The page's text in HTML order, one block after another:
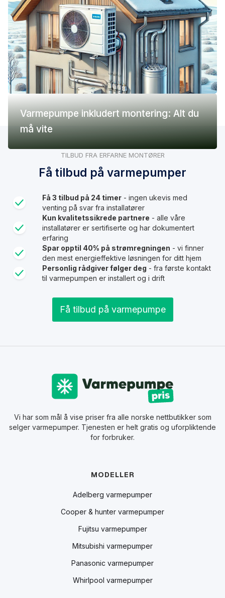
(pris, fordeler og ulemper)
Varmepumpe inkludert montering: Alt du
må vite
TILBUD FRA ERFARNE MONTØRER
Få tilbud på varmepumper
Få 3 tilbud på 24 timer - ingen ukevis med
venting på svar fra installatører
Kun kvalitetssikrede partnere - alle våre
installatører er sertifiserte og har dokumentert
erfaring
Spar opptil 40% på strømregningen - vi finner
den mest energieffektive løsningen for ditt hjem
Personlig rådgiver følger deg - fra første kontakt
til varmepumpen er installert og i drift
Få tilbud på varmepumpe
Vi har som mål å vise priser fra alle norske nettbutikker som
selger varmepumper. Tjenesten er helt gratis og uforpliktende
for forbruker.
MODELLER
Adelberg varmepumper
Cooper & hunter varmepumper
Fujitsu varmepumper
Mitsubishi varmepumper
Panasonic varmepumper
Whirlpool varmepumper